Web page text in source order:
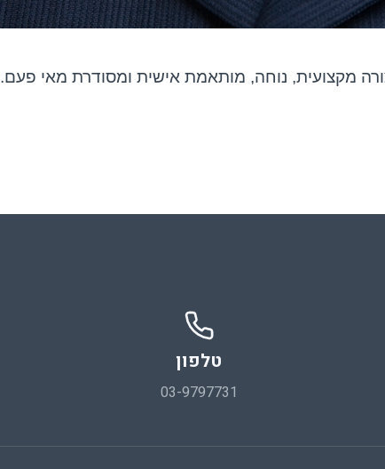
מקצועית, נוחה, מותאמת אישית ומסודרת מאי פעם.
טלפון
03-9797731